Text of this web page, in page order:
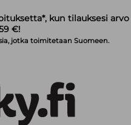
kun tilauksesi arvo
€!
jotka toimitetaan Suomeen.